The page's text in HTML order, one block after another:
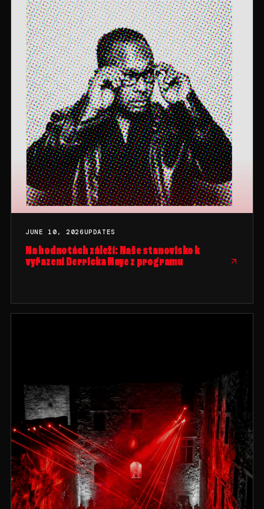
JUNE 10, 2026UPDATES
Na hodnotách záleží: Naše stanovisko k
vyřazení Derricka Maye z programu